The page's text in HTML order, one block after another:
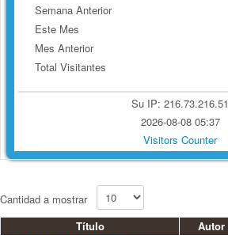
Semana Anterior
Este Mes
Mes Anterior
Total Visitantes
Su IP: 216.73.216.51
2026-08-08 05:37
Visitors Counter
Cantidad a mostrar
Título
Autor